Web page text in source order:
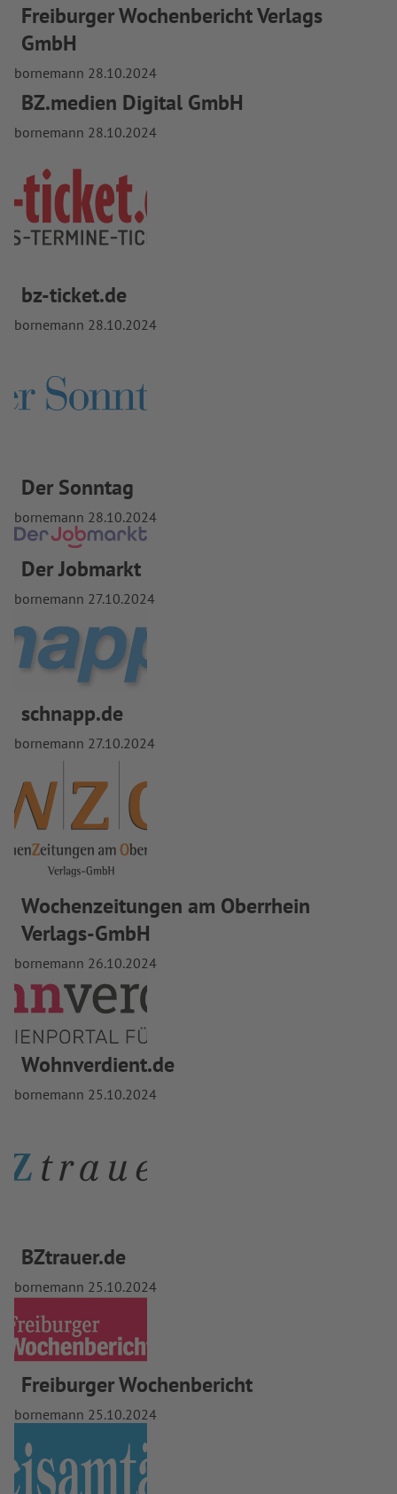
Freiburger Wochenbericht Verlags
GmbH
bornemann 28.10.2024
BZ.medien Digital GmbH
bornemann 28.10.2024
bz-ticket.de
bornemann 28.10.2024
Der Sonntag
bornemann 28.10.2024
Der Jobmarkt
bornemann 27.10.2024
schnapp.de
bornemann 27.10.2024
Wochenzeitungen am Oberrhein
Verlags-GmbH
bornemann 26.10.2024
Wohnverdient.de
bornemann 25.10.2024
BZtrauer.de
bornemann 25.10.2024
Freiburger Wochenbericht
bornemann 25.10.2024